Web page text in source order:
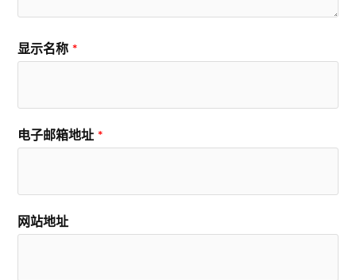
显示名称 *
电子邮箱地址 *
网站地址